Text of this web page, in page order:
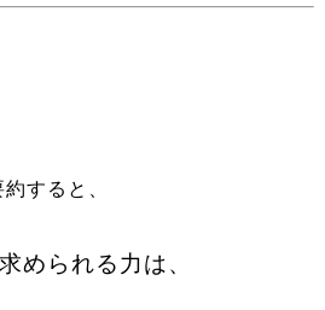
約すると、
められる力は、